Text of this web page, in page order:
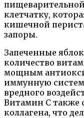
клетчатку,
кишечной
запоры.
Запеченные
количество
мощным
иммунную
вредного
Витамин C также
коллагена, что